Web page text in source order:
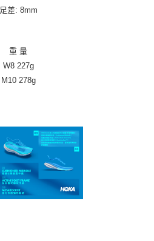
足差: 8mm
重 量
W8 227g
M10 278g